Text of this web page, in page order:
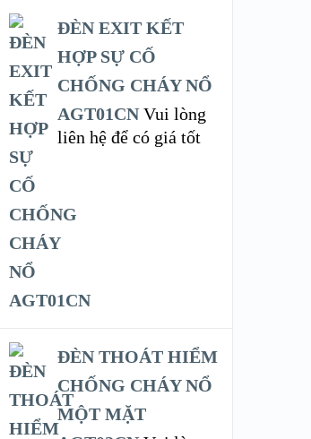
ĐÈN EXIT KẾT
HỢP SỰ CỐ
CHỐNG CHÁY NỔ
AGT01CN Vui lòng
liên hệ để có giá tốt
ĐÈN THOÁT HIỂM
CHỐNG CHÁY NỔ
MỘT MẶT